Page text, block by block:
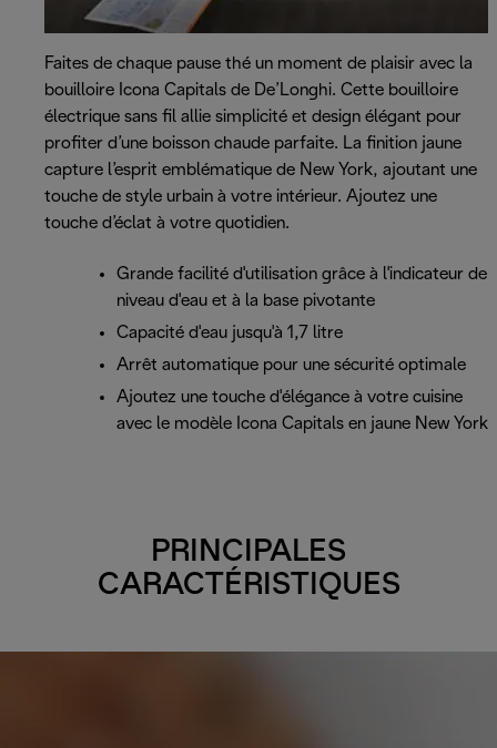
Faites de chaque pause thé un moment de plaisir avec la
bouilloire Icona Capitals de De’Longhi. Cette bouilloire
électrique sans fil allie simplicité et design élégant pour
profiter d’une boisson chaude parfaite. La finition jaune
capture l’esprit emblématique de New York, ajoutant une
touche de style urbain à votre intérieur. Ajoutez une
touche d’éclat à votre quotidien.
Grande facilité d'utilisation grâce à l'indicateur de
niveau d'eau et à la base pivotante
Capacité d'eau jusqu'à 1,7 litre
Arrêt automatique pour une sécurité optimale
Ajoutez une touche d'élégance à votre cuisine
avec le modèle Icona Capitals en jaune New York
PRINCIPALES
CARACTÉRISTIQUES